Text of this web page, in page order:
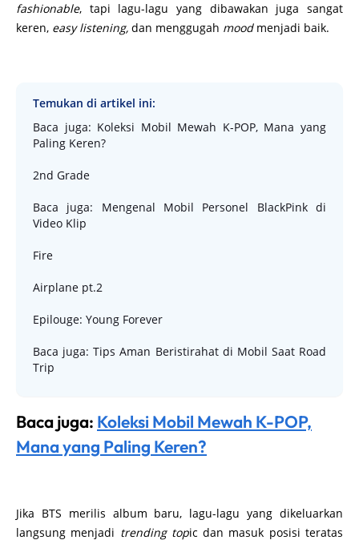
fashionable, tapi lagu-lagu yang dibawakan juga sangat
keren, easy listening, dan menggugah moodmenjadi baik.
Temukan di artikel ini:
Baca juga: Koleksi Mobil Mewah K-POP, Mana yang
Paling Keren?
2nd Grade
Baca juga: Mengenal Mobil Personel BlackPink di
Video Klip
Fire
Airplane pt.2
Epilouge: Young Forever
Baca juga: Tips Aman Beristirahat di Mobil Saat Road
Trip
Baca juga: Koleksi Mobil Mewah K-POP,
Mana yang Paling Keren?
Jika BTS merilis album baru, lagu-lagu yang dikeluarkan
langsung menjadi trending topic dan masuk posisi teratas